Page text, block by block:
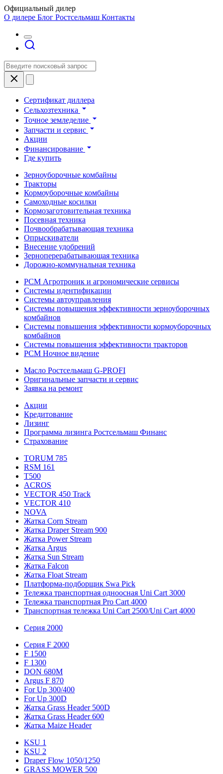
Официальный дилер
О дилере Блог Ростсельмаш Контакты
Сертификат диллера
Сельхозтехника
Точное земледелие
Запчасти и сервис
Акции
Финансирование
Где купить
Зерноуборочные комбайны
Тракторы
Кормоуборочные комбайны
Самоходные косилки
Кормозаготовительная техника
Посевная техника
Почвообрабатывающая техника
Опрыскиватели
Внесение удобрений
Зерноперерабатывающая техника
Дорожно-коммунальная техника
РСМ Агротроник и агрономические сервисы
Системы идентификации
Системы автоуправления
Системы повышения эффективности зерноуборочных
комбайнов
Системы повышения эффективности кормоуборочных
комбайнов
Системы повышения эффективности тракторов
РСМ Ночное видение
Масло Ростсельмаш G-PROFI
Оригинальные запчасти и сервис
Заявка на ремонт
Акции
Кредитование
Лизинг
Программа лизинга Ростсельмаш Финанс
Страхование
TORUM 785
RSM 161
T500
ACROS
VECTOR 450 Track
VECTOR 410
NOVA
Жатка Corn Stream
Жатка Draper Stream 900
Жатка Power Stream
Жатка Argus
Жатка Sun Stream
Жатка Falcon
Жатка Floаt Stream
Платформа-подборщик Swa Pick
Тележка транспортная одноосная Uni Cart 3000
Тележка транспортная Pro Cart 4000
Транспортная тележка Uni Cart 2500/Uni Cart 4000
Серия 2000
Серия F 2000
F 1500
F 1300
DON 680M
Argus F 870
For Up 300/400
For Up 300D
Жатка Grass Header 500D
Жатка Grass Header 600
Жатка Maize Header
KSU 1
KSU 2
Draper Flow 1050/1250
GRASS MOWER 500